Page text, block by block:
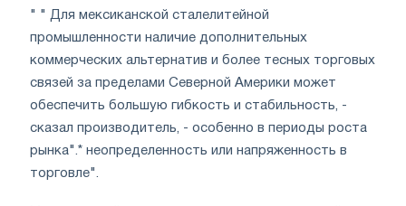
" " Для мексиканской сталелитейной
промышленности наличие дополнительных
коммерческих альтернатив и более тесных торговых
связей за пределами Северной Америки может
обеспечить большую гибкость и стабильность, -
сказал производитель, - особенно в периоды роста
рынка".* неопределенность или напряженность в
торговле".